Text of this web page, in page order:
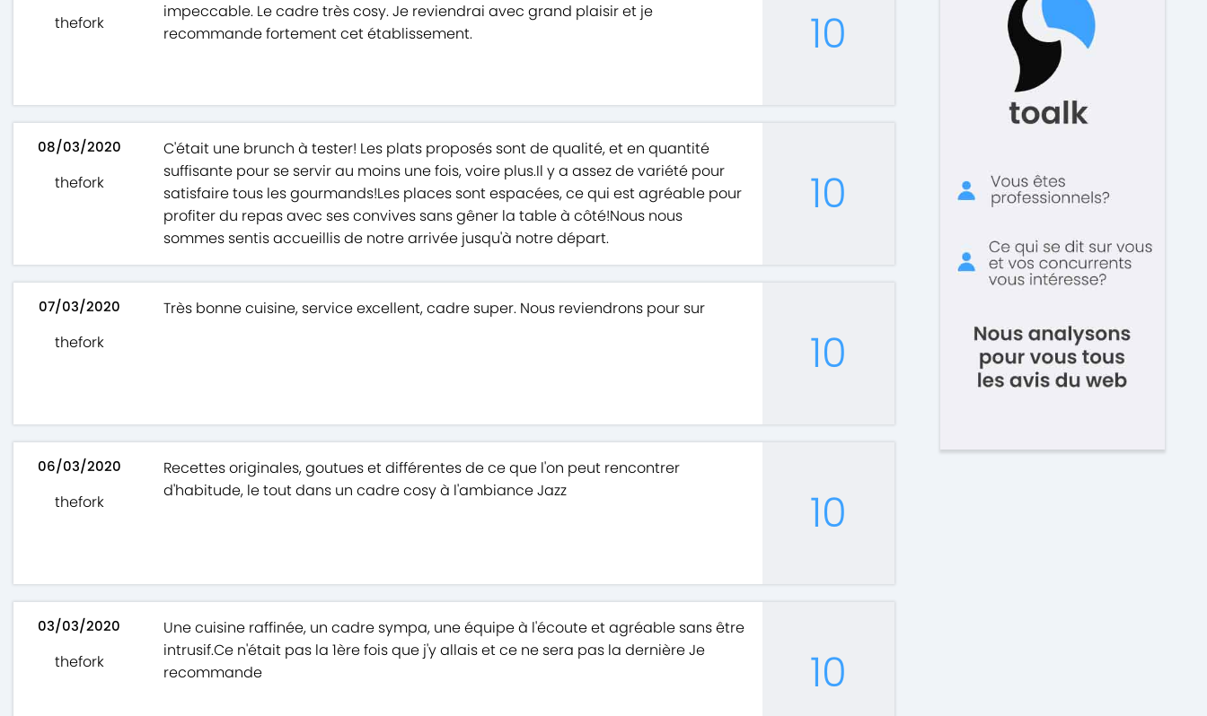
thefork
impeccable. Le cadre très cosy. Je reviendrai avec grand plaisir et je
recommande fortement cet établissement.
10
08/03/2020
thefork
C'était une brunch à tester! Les plats proposés sont de qualité, et en quantité
suffisante pour se servir au moins une fois, voire plus.Il y a assez de variété pour
satisfaire tous les gourmands!Les places sont espacées, ce qui est agréable pour
profiter du repas avec ses convives sans gêner la table à côté!Nous nous
sommes sentis accueillis de notre arrivée jusqu'à notre départ.
10
07/03/2020
thefork
Très bonne cuisine, service excellent, cadre super. Nous reviendrons pour sur
10
06/03/2020
thefork
Recettes originales, goutues et différentes de ce que l'on peut rencontrer
d'habitude, le tout dans un cadre cosy à l'ambiance Jazz
10
03/03/2020
thefork
Une cuisine raffinée, un cadre sympa, une équipe à l'écoute et agréable sans être
intrusif.Ce n'était pas la 1ère fois que j'y allais et ce ne sera pas la dernière Je
recommande
10